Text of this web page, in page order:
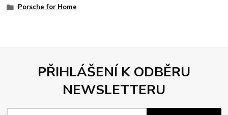
Porsche for Home
PŘIHLÁŠENÍ K ODBĚRU
NEWSLETTERU